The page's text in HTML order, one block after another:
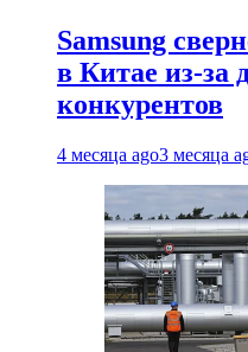
Samsung
в Китае из-за
конкурентов
4 месяца ago3 месяца